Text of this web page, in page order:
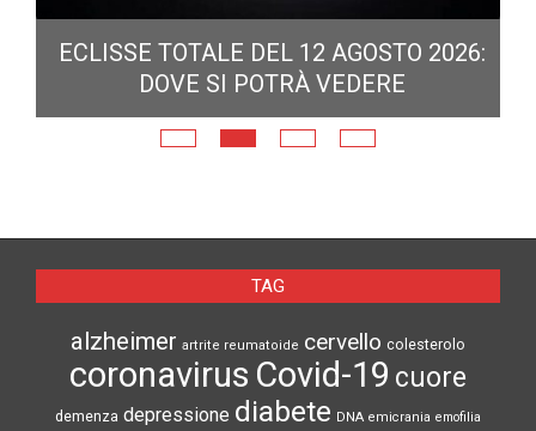
ECLISSE TOTALE DEL 12 AGOSTO 2026:
DOVE SI POTRÀ VEDERE
TAG
alzheimer artrite reumatoide cervello colesterolo
coronavirus Covid-19 cuore
demenza depressione diabete DNA emicrania emofilia